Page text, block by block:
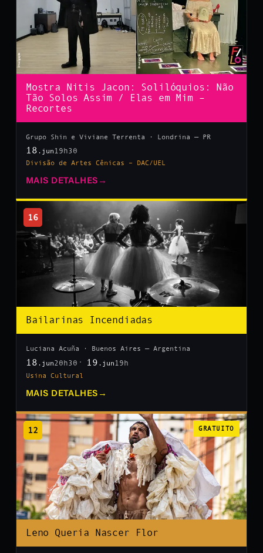
Mostra Nitis Jacon: Solilóquios: Não
Tão Solos Assim / Elas em Mim –
Recortes
Grupo Shin e Viviane Terrenta · Londrina — PR
18 .jun 19h30
Divisão de Artes Cênicas – DAC/UEL
MAIS DETALHES →
16
Bailarinas Incendiadas
Luciana Acuña · Buenos Aires — Argentina
18 .jun20h30 19 .jun 19h
Usina Cultural
MAIS DETALHES →
12 GRATUITO
Leno Queria Nascer Flor